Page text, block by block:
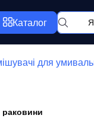
Каталог
для